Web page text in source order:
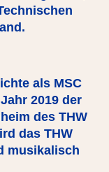
als MSC
2019 der
des THW
das THW
musikalisch